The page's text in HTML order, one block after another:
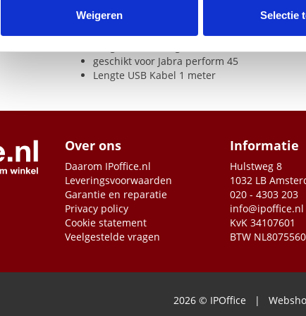
media, adverteren en analyse. Deze partners kunnen deze
Weigeren Selectie
Specificaties
Uitgang AC-DC adapter 12V +/- 5%
geschikt voor Jabra perform 45
Lengte USB Kabel 1 meter
Over ons
Daarom IPoffice.nl
Leveringsvoorwaarden
Garantie en reparatie
Privacy policy
Cookie statement
Veelgestelde vragen
Informatie
Hulstweg 8
1032 LB
020 - 4303 203
info@ipoffice.nl
KvK 34107601
BTW
2026 © IPOffice |